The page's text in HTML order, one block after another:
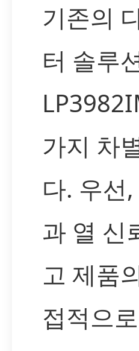
기존의
터 솔루
가지 차
다. 우선
과 열 신
고 제품
접적으